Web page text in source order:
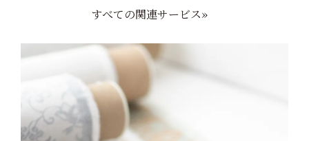
すべての関連サービス»